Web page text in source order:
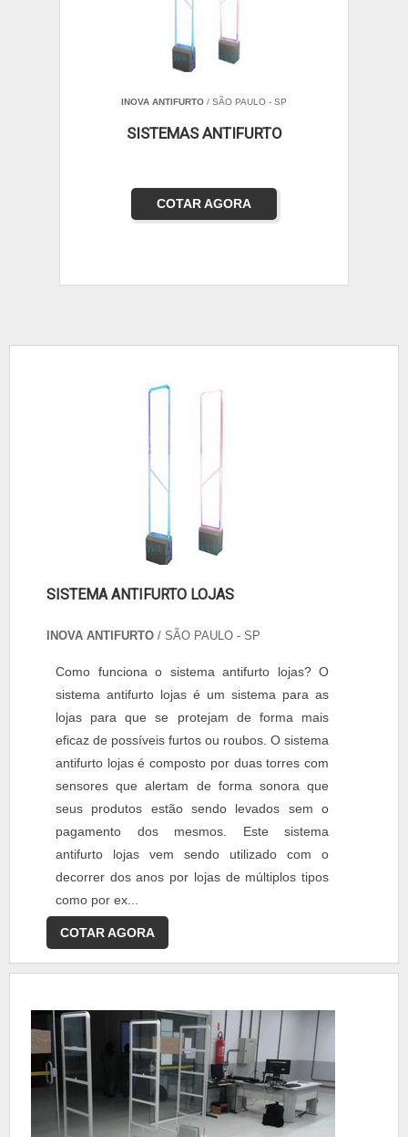
INOVA ANTIFURTO / SÃO PAULO - SP
SISTEMAS ANTIFURTO
COTAR AGORA
SISTEMA ANTIFURTO LOJAS
INOVA ANTIFURTO / SÃO PAULO - SP
Como funciona o sistema antifurto lojas? O
sistema antifurto lojas é um sistema para as
lojas para que se protejam de forma mais
eficaz de possíveis furtos ou roubos. O sistema
antifurto lojas é composto por duas torres com
sensores que alertam de forma sonora que
seus produtos estão sendo levados sem o
pagamento dos mesmos. Este sistema
antifurto lojas vem sendo utilizado com o
decorrer dos anos por lojas de múltiplos tipos
como por ex...
COTAR AGORA